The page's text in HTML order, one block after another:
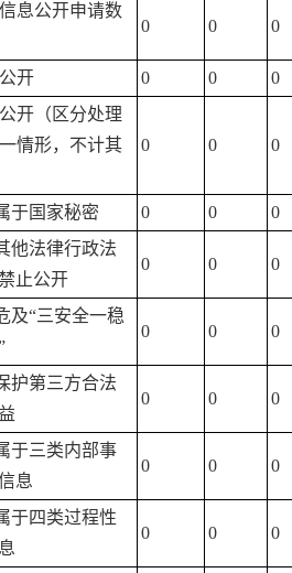
息公开申请数
0 0 0
开 0 0
0
开（区分处理
情形，不计其
0 0 0
于国家秘密 0 0
0
他法律行政法
止公开
0 0 0
及“三安全一稳
0 0 0
护第三方合法
0 0 0
于三类内部事
息
0 0 0
于四类过程性
0 0 0